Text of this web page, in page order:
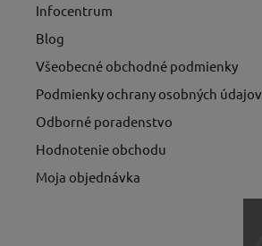
Infocentrum
Blog
Všeobecné obchodné podmienky
Podmienky ochrany osobných údajov
Odborné poradenstvo
Hodnotenie obchodu
Moja objednávka